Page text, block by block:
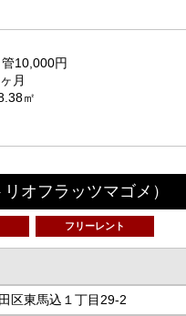
管10,000円
月
㎡
リオフラッツマゴメ）
フリーレント
区東馬込１丁目29-2